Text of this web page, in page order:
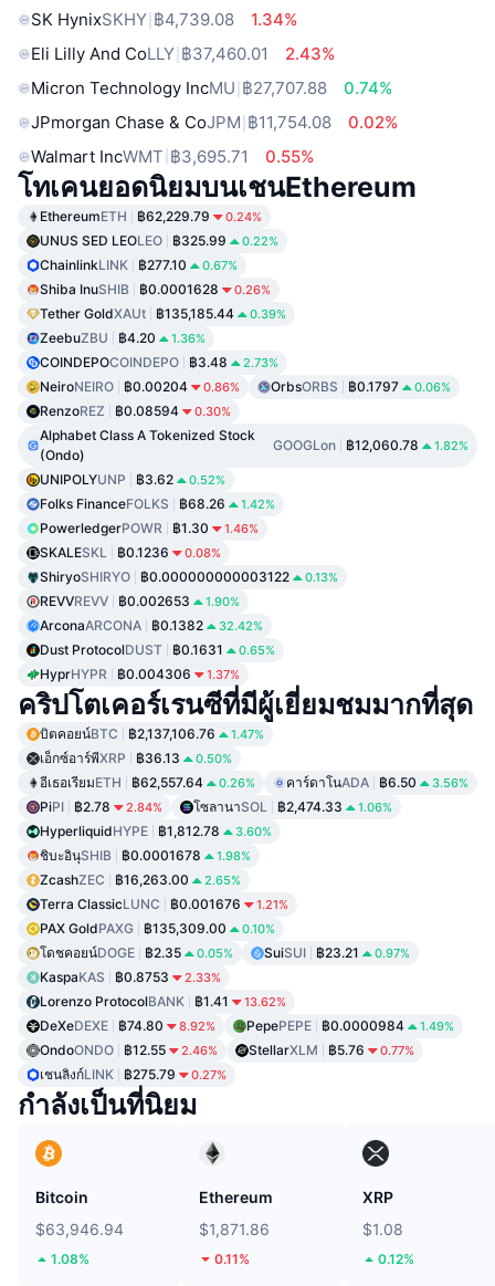
SK HynixSKHY ฿4,739.08
1.34%
Eli Lilly And CoLLY ฿37,460.01
2.43%
Micron Technology IncMU ฿27,707.88
0.74%
JPmorgan Chase & CoJPM ฿11,754.08
0.02%
Walmart IncWMT ฿3,695.71 0.55%
โทเคนยอดนิยมบนเชนEthereum
EthereumETH ฿62,229.79 0.24%
UNUS SED LEOLEO ฿325.99 0.22%
ChainlinkLINK ฿277.10 0.67%
Shiba InuSHIB ฿0.0001628 0.26%
Tether GoldXAUt ฿135,185.44 0.39%
ZeebuZBU ฿4.20 1.36%
COINDEPOCOINDEPO ฿3.48 2.73%
NeiroNEIRO ฿0.00204 0.86% OrbsORBS ฿0.1797 0.06%
RenzoREZ ฿0.08594 0.30%
Alphabet Class A Tokenized Stock
(Ondo)
GOOGLon ฿12,060.78 1.82%
UNIPOLYUNP ฿3.62 0.52%
Folks FinanceFOLKS ฿68.26 1.42%
PowerledgerPOWR ฿1.30 1.46%
SKALESKL ฿0.1236 0.08%
ShiryoSHIRYO ฿0.000000000003122 0.13%
REVVREVV ฿0.002653 1.90%
ArconaARCONA ฿0.1382 32.42%
Dust ProtocolDUST ฿0.1631 0.65%
HyprHYPR ฿0.004306 1.37%
คริปโตเคอร์เรนซีที่มีผู้เยี่ยมชมมากที่สุด
บิตคอยน์BTC ฿2,137,106.76 1.47%
เอ็กซ์อาร์พีXRP ฿36.13 0.50%
อีเธอเรียมETH ฿62,557.64 0.26% คาร์ดาโนADA ฿6.50 3.56%
PiPI ฿2.78 2.84% โซลานาSOL ฿2,474.33 1.06%
HyperliquidHYPE ฿1,812.78 3.60%
ชิบะอินุSHIB ฿0.0001678 1.98%
ZcashZEC ฿16,263.00 2.65%
Terra ClassicLUNC ฿0.001676 1.21%
PAX GoldPAXG ฿135,309.00 0.10%
โดชคอยน์DOGE ฿2.35 0.05% SuiSUI ฿23.21 0.97%
KaspaKAS ฿0.8753 2.33%
Lorenzo ProtocolBANK ฿1.41 13.62%
DeXeDEXE ฿74.80 8.92% PepePEPE ฿0.0000984 1.49%
OndoONDO ฿12.55 2.46% StellarXLM ฿5.76 0.77%
เชนลิงก์LINK ฿275.79 0.27%
กำลังเป็นที่นิยม
Bitcoin
$63,946.94
1.08%
Ethereum
$1,871.86
0.11%
XRP
$1.08
0.12%